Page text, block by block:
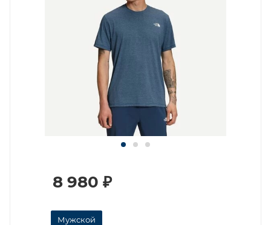
8 980 ₽
Мужской